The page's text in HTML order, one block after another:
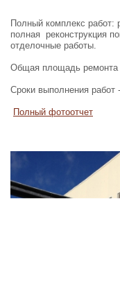
Полный комплекс работ:
полная реконструкция
отделочные работы.
Общая площадь ремонта
Сроки выполнения работ
Полный фотоотчет